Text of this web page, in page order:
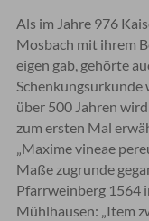
Als im Jahre 976
Mosbach mit ihrem
eigen gab, gehörte
Schenkungsurkunde
über 500 Jahren
zum ersten Mal
„Maxime vineae
Maße zugrunde
Pfarrweinberg 1564
Mühlhausen: „Item